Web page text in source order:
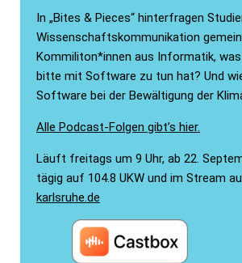
In „Bites & Pieces“ hinterfragen
Wissenschaftskommunikation
Kommiliton*innen aus Informatik,
bitte mit Software zu tun hat? Und
Software bei der Bewältigung der
Alle Podcast-Folgen gibt’s hier.
Läuft freitags um 9 Uhr, ab 22.
tägig auf 104.8 UKW und im Stream
karlsruhe.de